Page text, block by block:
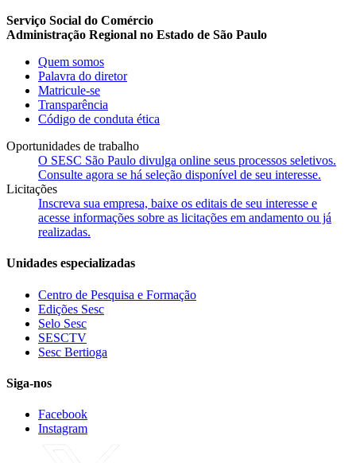
Serviço Social do Comércio
Administração Regional no Estado de São Paulo
Quem somos
Palavra do diretor
Matricule-se
Transparência
Código de conduta ética
Oportunidades de trabalho
O SESC São Paulo divulga online seus processos seletivos.
Consulte agora se há seleção disponível de seu interesse.
Licitações
Inscreva sua empresa, baixe os editais de seu interesse e
acesse informações sobre as licitações em andamento ou já
realizadas.
Unidades especializadas
Centro de Pesquisa e Formação
Edições Sesc
Selo Sesc
SESCTV
Sesc Bertioga
Siga-nos
Facebook
Instagram